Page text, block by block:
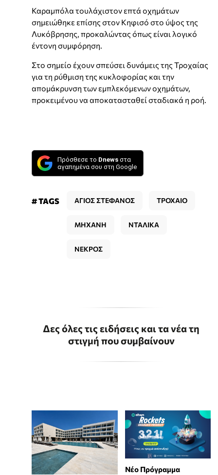
Καραμπόλα τουλάχιστον επτά οχημάτων
σημειώθηκε επίσης στον Κηφισό στο ύψος της
Λυκόβρησης, προκαλώντας όπως είναι λογικό
έντονη συμφόρηση.
Στο σημείο έχουν σπεύσει δυνάμεις της Τροχαίας
για τη ρύθμιση της κυκλοφορίας και την
απομάκρυνση των εμπλεκόμενων οχημάτων,
προκειμένου να αποκατασταθεί σταδιακά η ροή.
Πρόσθεσε το Dnews στα
αγαπημένα σου στη Google
# TAGS ΑΓΙΟΣ ΣΤΕΦΑΝΟΣ ΤΡΟΧΑΙΟ
ΜΗΧΑΝΗ ΝΤΑΛΙΚΑ
ΝΕΚΡΟΣ
Δες όλες τις ειδήσεις και τα νέα τη
στιγμή που συμβαίνουν
Νέο Πρόγραμμα